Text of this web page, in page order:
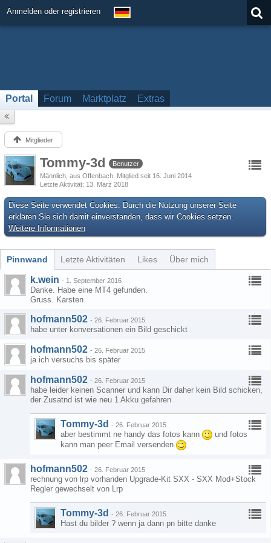
Anmelden oder registrieren
Portal Forum Marktplatz Extras
Mitglieder
Tommy-3d
Benutzer
Männlich aus Offenbach Mitglied seit 16. Juni 2014
Letzte Aktivität 13. März 2018
Diese Seite verwendet Cookies. Durch die Nutzung unserer Seite
erklären Sie sich damit einverstanden, dass wir Cookies setzen.
Weitere Informationen
Pinnwand Letzte Aktivitäten Likes Über mich
k.wein - 1. September 2016
Danke. Habe eine MT4 gefunden.
Gruss. Karsten
hofmann502 - 26. Februar 2015
habe unter konversationen ein Bild geschickt
hofmann502 - 26. Februar 2015
ja ich versuchs bis später
hofmann502 - 26. Februar 2015
habe leider keinen Scanner und kann Dir daher kein Bild schicken,
der Zusatnd ist wie neu 1 Akku gefahren
Tommy-3d - 26. Februar 2015
aber bestimmt ne handy das fotos kann
und fotos
kann man peer Email versenden
hofmann502 - 26. Februar 2015
rechnung von lrp vorhanden Upgrade-Kit SXX - SXX Mod+Stock
Regler gewechselt von Lrp
Tommy-3d - 26. Februar 2015
Hast du bilder ? wenn ja dann pn bitte danke